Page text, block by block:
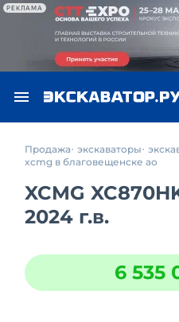
РЕКЛАМА
Продажа экскаваторы
xcmg в благовещенске ао
XCMG
2024 г.в.
6 535